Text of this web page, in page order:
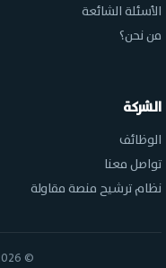
الأسئلة الشائعة
من نحن؟
الشركة
الوظائف
تواصل معنا
نظام ترشيح منصة مقاولة
© 2026 منصة مقاولة — 1.0